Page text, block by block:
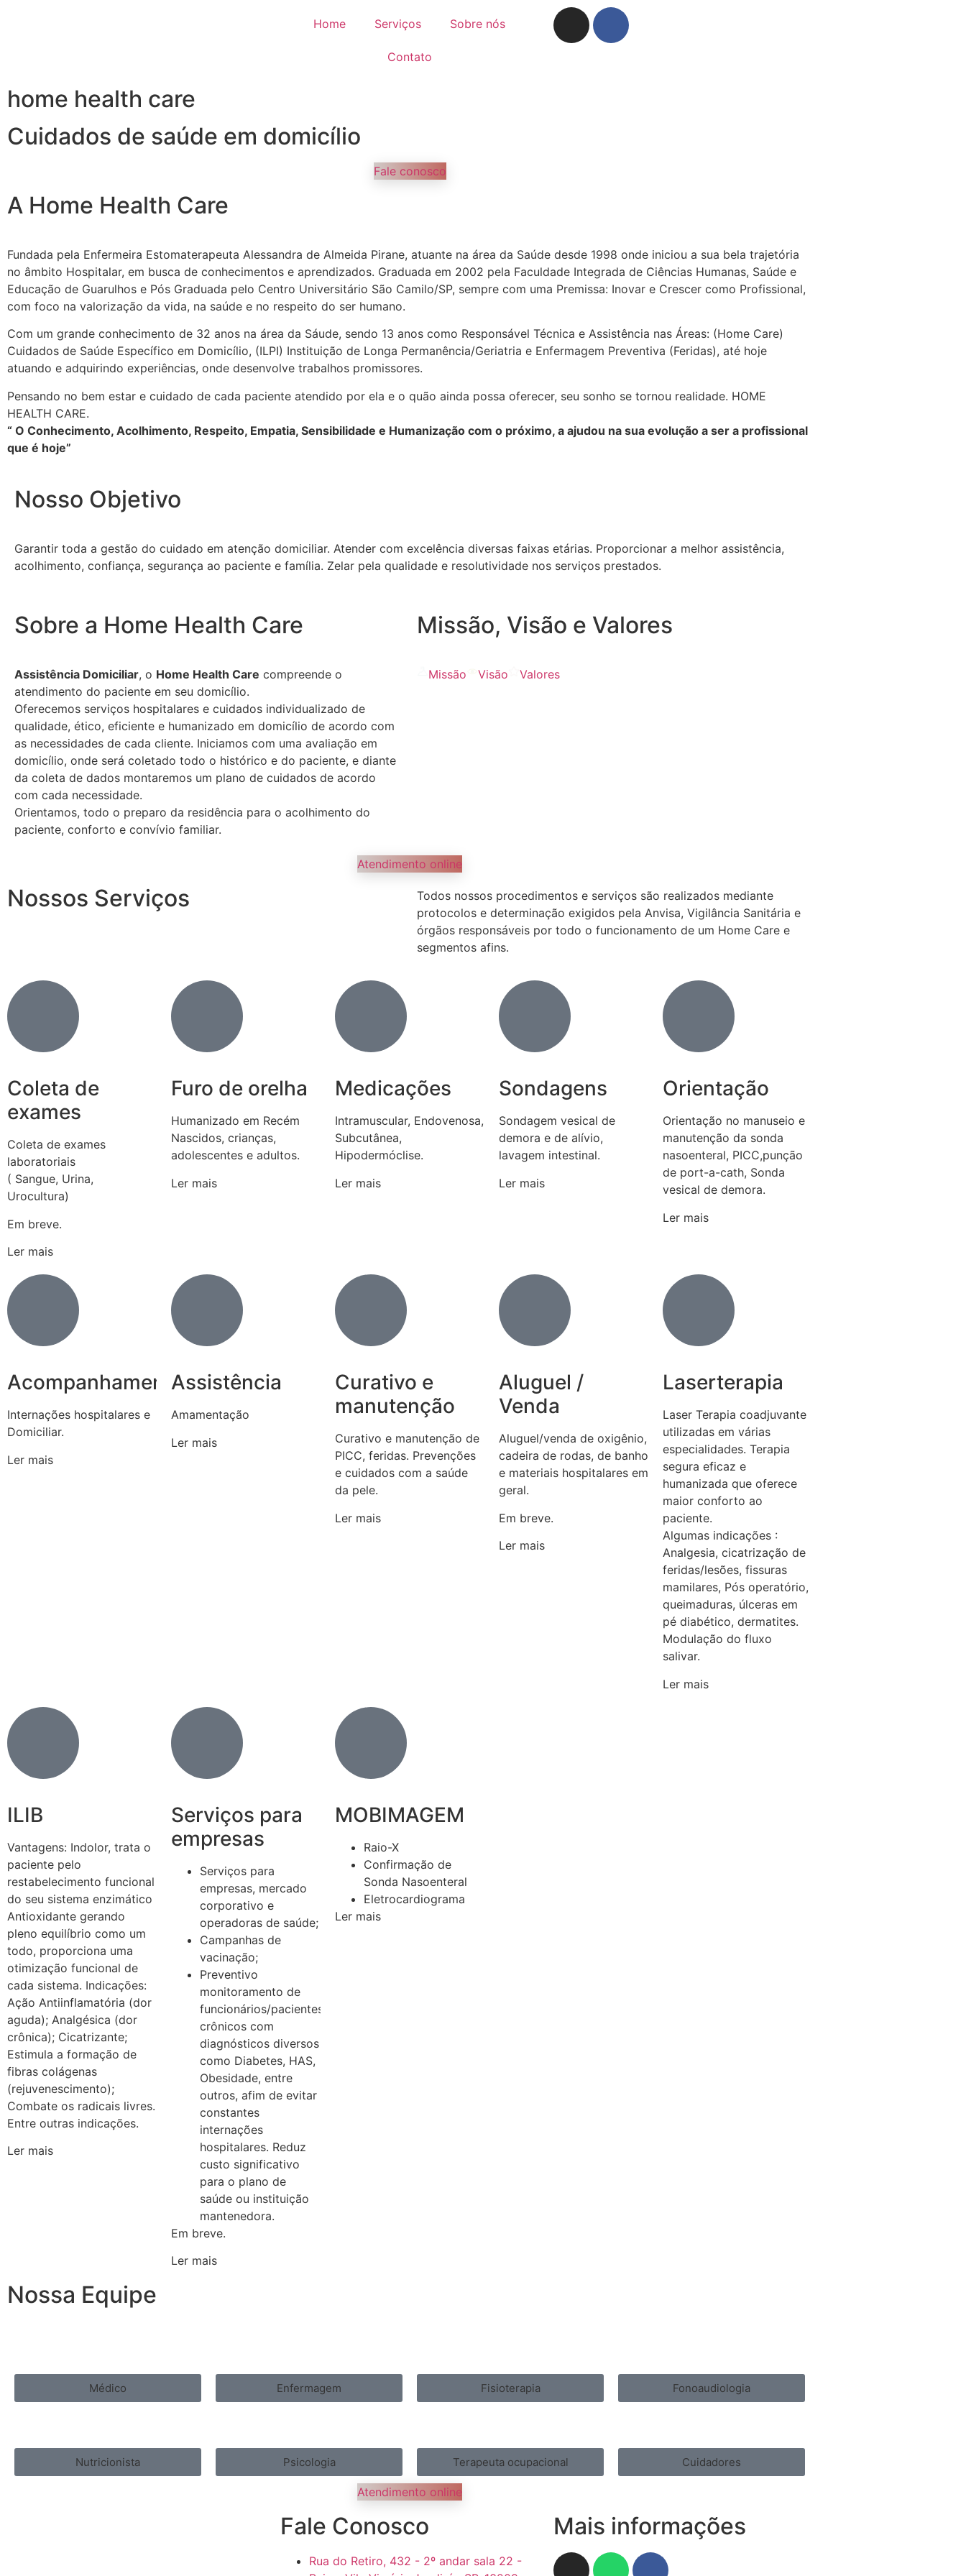
Home Serviços Sobre nós
Contato
home health care
Cuidados de saúde em domicílio
Fale conosco
A Home Health Care
Fundada pela Enfermeira Estomaterapeuta Alessandra de Almeida Pirane, atuante na área da Saúde desde 1998 onde iniciou a sua bela trajetória
no âmbito Hospitalar, em busca de conhecimentos e aprendizados. Graduada em 2002 pela Faculdade Integrada de Ciências Humanas, Saúde e
Educação de Guarulhos e Pós Graduada pelo Centro Universitário São Camilo/SP, sempre com uma Premissa: Inovar e Crescer como Profissional,
com foco na valorização da vida, na saúde e no respeito do ser humano.
Com um grande conhecimento de 32 anos na área da Sáude, sendo 13 anos como Responsável Técnica e Assistência nas Áreas: (Home Care)
Cuidados de Saúde Específico em Domicílio, (ILPI) Instituição de Longa Permanência/Geriatria e Enfermagem Preventiva (Feridas), até hoje
atuando e adquirindo experiências, onde desenvolve trabalhos promissores.
Pensando no bem estar e cuidado de cada paciente atendido por ela e o quão ainda possa oferecer, seu sonho se tornou realidade. HOME
HEALTH CARE.
“ O Conhecimento, Acolhimento, Respeito, Empatia, Sensibilidade e Humanização com o próximo, a ajudou na sua evolução a ser a profissional
que é hoje”
Nosso Objetivo
Garantir toda a gestão do cuidado em atenção domiciliar. Atender com excelência diversas faixas etárias. Proporcionar a melhor assistência,
acolhimento, confiança, segurança ao paciente e família. Zelar pela qualidade e resolutividade nos serviços prestados.
Sobre a Home Health Care
Assistência Domiciliar, o Home Health Care compreende o
atendimento do paciente em seu domicílio.
Oferecemos serviços hospitalares e cuidados individualizado de
qualidade, ético, eficiente e humanizado em domicílio de acordo com
as necessidades de cada cliente. Iniciamos com uma avaliação em
domicílio, onde será coletado todo o histórico e do paciente, e diante
da coleta de dados montaremos um plano de cuidados de acordo
com cada necessidade.
Orientamos, todo o preparo da residência para o acolhimento do
paciente, conforto e convívio familiar.
Missão, Visão e Valores
Missão Visão Valores
Atendimento online
Nossos Serviços
Todos nossos procedimentos e serviços são realizados mediante
protocolos e determinação exigidos pela Anvisa, Vigilância Sanitária e
órgãos responsáveis por todo o funcionamento de um Home Care e
segmentos afins.
Coleta de
exames
Coleta de exames
laboratoriais
( Sangue, Urina,
Urocultura)
Em breve.
Ler mais
Furo de orelha
Humanizado em Recém
Nascidos, crianças,
adolescentes e adultos.
Ler mais
Medicações
Intramuscular, Endovenosa,
Subcutânea,
Hipodermóclise.
Ler mais
Sondagens
Sondagem vesical de
demora e de alívio,
lavagem intestinal.
Ler mais
Orientação
Orientação no manuseio e
manutenção da sonda
nasoenteral, PICC,punção
de port-a-cath, Sonda
vesical de demora.
Ler mais
Acompanhamento
Internações hospitalares e
Domiciliar.
Ler mais
Assistência
Amamentação
Ler mais
Curativo e
manutenção
Curativo e manutenção de
PICC, feridas. Prevenções
e cuidados com a saúde
da pele.
Ler mais
Aluguel /
Venda
Aluguel/venda de oxigênio,
cadeira de rodas, de banho
e materiais hospitalares em
geral.
Em breve.
Ler mais
Laserterapia
Laser Terapia coadjuvante
utilizadas em várias
especialidades. Terapia
segura eficaz e
humanizada que oferece
maior conforto ao
paciente.
Algumas indicações :
Analgesia, cicatrização de
feridas/lesões, fissuras
mamilares, Pós operatório,
queimaduras, úlceras em
pé diabético, dermatites.
Modulação do fluxo
salivar.
Ler mais
ILIB
Vantagens: Indolor, trata o
paciente pelo
restabelecimento funcional
do seu sistema enzimático
Antioxidante gerando
pleno equilíbrio como um
todo, proporciona uma
otimização funcional de
cada sistema. Indicações:
Ação Antiinflamatória (dor
aguda); Analgésica (dor
crônica); Cicatrizante;
Estimula a formação de
fibras colágenas
(rejuvenescimento);
Combate os radicais livres.
Entre outras indicações.
Ler mais
Serviços para
empresas
Serviços para
empresas, mercado
corporativo e
operadoras de saúde;
Campanhas de
vacinação;
Preventivo
monitoramento de
funcionários/pacientes
crônicos com
diagnósticos diversos
como Diabetes, HAS,
Obesidade, entre
outros, afim de evitar
constantes
internações
hospitalares. Reduz
custo significativo
para o plano de
saúde ou instituição
mantenedora.
Em breve.
Ler mais
MOBIMAGEM
Raio-X
Confirmação de
Sonda Nasoenteral
Eletrocardiograma
Ler mais
Nossa Equipe
Médico Enfermagem Fisioterapia Fonoaudiologia
Nutricionista Psicologia Terapeuta ocupacional Cuidadores
Atendimento online
Fale Conosco
Rua do Retiro, 432 - 2º andar sala 22 -
Mais informações